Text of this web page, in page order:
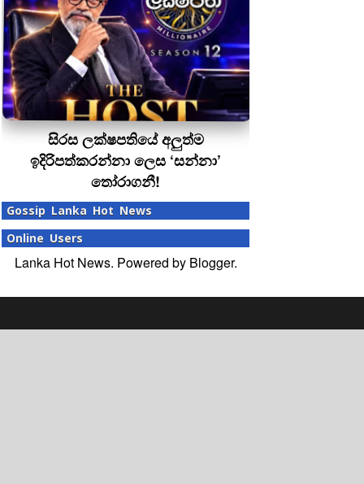
සිරස ලක්ෂපතියේ අලුත්ම
ඉදිරිපත්කරන්නා ලෙස ‘සන්නා’
තෝරාගනී!
Gossip Lanka Hot News
Online Users
Lanka Hot News. Powered by Blogger.